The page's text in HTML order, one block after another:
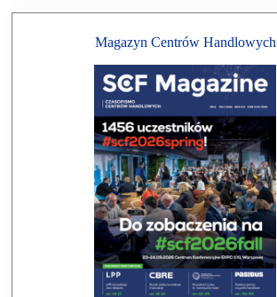
Magazyn Centrów Handlowych